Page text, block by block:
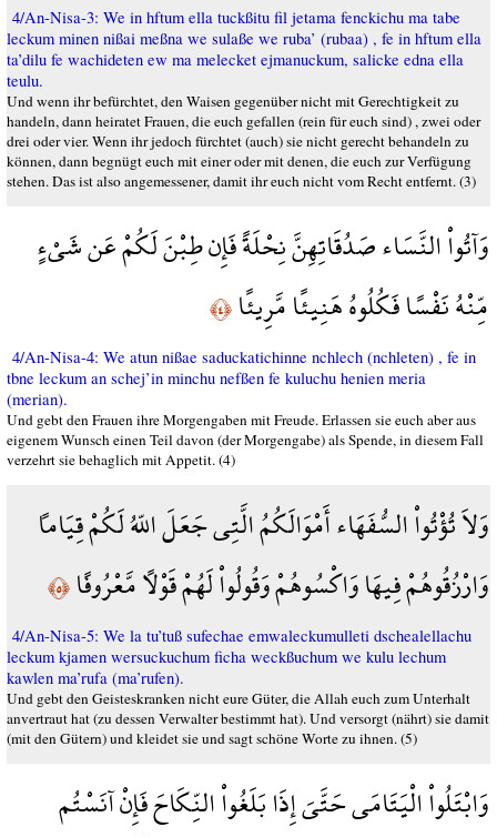
4/An-Nisa-3: We in hftum ella tuckßitu fil jetama fenckichu ma tabe
leckum minen nißai meßna we sulaße we ruba’ (rubaa) , fe in hftum ella
ta’dilu fe wachideten ew ma melecket ejmanuckum, salicke edna ella
teulu.
Und wenn ihr befürchtet, den Waisen gegenüber nicht mit Gerechtigkeit zu
handeln, dann heiratet Frauen, die euch gefallen (rein für euch sind) , zwei oder
drei oder vier. Wenn ihr jedoch fürchtet (auch) sie nicht gerecht behandeln zu
können, dann begnügt euch mit einer oder mit denen, die euch zur Verfügung
stehen. Das ist also angemessener, damit ihr euch nicht vom Recht entfernt. (3)
وَآتُواْ النَّسَاء صَدُقَاتِهِنَّ نِحْلَةً فَإِن طِبْنَ لَكُمْ عَن شَيْءٍ
مِّنْهُ نَفْسًا فَكُلُوهُ هَنِيئًا مَّرِيئًا﴿٤﴾
4/An-Nisa-4: We atun nißae saduckatichinne nchlech (nchleten) , fe in
tbne leckum an schej’in minchu nefßen fe kuluchu henien meria
(merian).
Und gebt den Frauen ihre Morgengaben mit Freude. Erlassen sie euch aber aus
eigenem Wunsch einen Teil davon (der Morgengabe) als Spende, in diesem Fall
verzehrt sie behaglich mit Appetit. (4)
وَلاَ تُؤْتُواْ السُّفَهَاء أَمْوَالَكُمُ الَّتِي جَعَلَ اللّهُ لَكُمْ قِيَاماً
وَارْزُقُوهُمْ فِيهَا وَاكْسُوهُمْ وَقُولُواْ لَهُمْ قَوْلاً مَّعْرُوفًا﴿٥﴾
4/An-Nisa-5: We la tu’tuß sufechae emwaleckumulleti dschealellachu
leckum kjamen wersuckuchum ficha weckßuchum we kulu lechum
kawlen ma’rufa (ma’rufen).
Und gebt den Geisteskranken nicht eure Güter, die Allah euch zum Unterhalt
anvertraut hat (zu dessen Verwalter bestimmt hat). Und versorgt (nährt) sie damit
(mit den Gütern) und kleidet sie und sagt schöne Worte zu ihnen. (5)
وَابْتَلُواْ الْيَتَامَى حَتَّىَ إِذَا بَلَغُواْ النِّكَاحَ فَإِنْ آنَسْتُم